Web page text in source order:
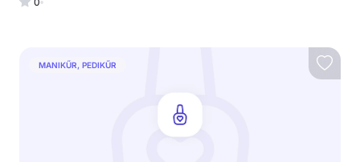
MANIKŰR, PEDIKŰR